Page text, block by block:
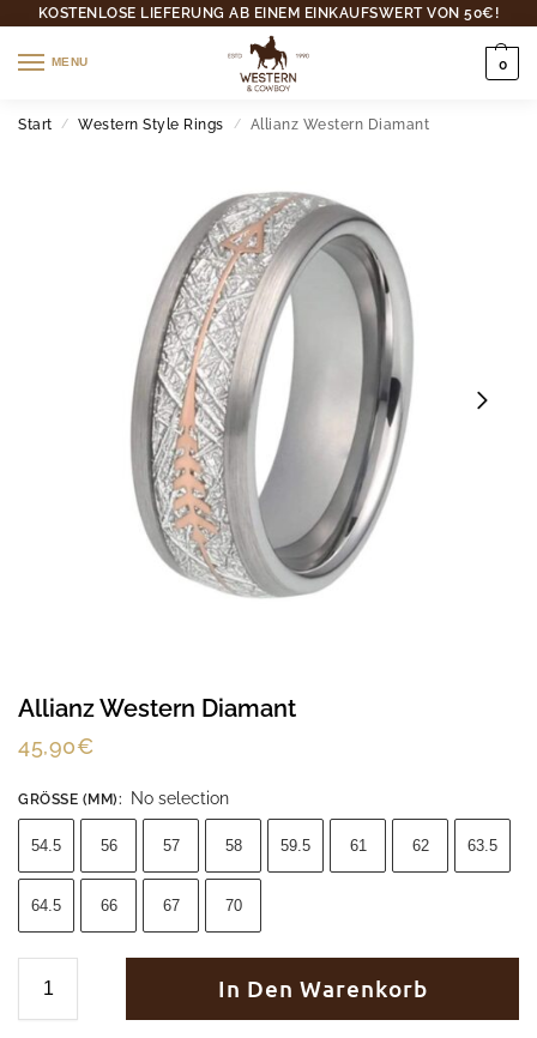
KOSTENLOSE LIEFERUNG AB EINEM EINKAUFSWERT VON 50€!
MENU 0
Start / Western Style Rings / Allianz Western Diamant
Allianz Western Diamant
45,90€
GRÖSSE (MM) : No selection
54.5 56 57 58 59.5 61 62 63.5
64.5 66 67 70
In Den Warenkorb